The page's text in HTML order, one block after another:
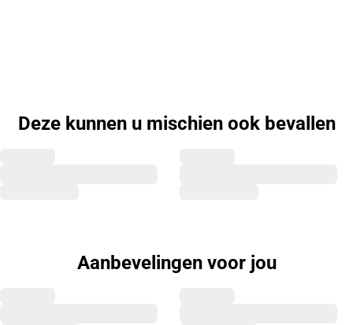
Deze kunnen u mischien ook bevallen
Aanbevelingen voor jou